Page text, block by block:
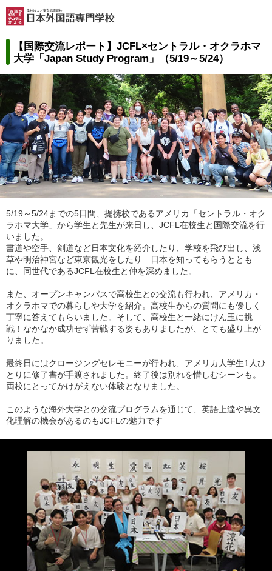
【国際交流レポート】JCFL×セントラル・オクラホマ
大学 「Japan Study Program」（5/19～5/24）
5/19～5/24までの5日間、提携校であるアメリカ「セントラル・オク
ラホマ大学」から学生と先生が来日し、JCFL在校生と国際交流を行
いました。
書道や空手、剣道など日本文化を紹介したり、学校を飛び出し、浅
草や明治神宮など東京観光をしたり…日本を知ってもらうととも
に、同世代であるJCFL在校生と仲を深めました。
また、オープンキャンパスで高校生との交流も行われ、アメリカ・
オクラホマでの暮らしや大学を紹介。高校生からの質問にも優しく
丁寧に答えてもらいました。そして、高校生と一緒にけん玉に挑
戦！なかなか成功せず苦戦する姿もありましたが、とても盛り上が
りました。
最終日にはクロージングセレモニーが行われ、アメリカ人学生1人ひ
とりに修了書が手渡されました。終了後は別れを惜しむシーンも。
両校にとってかけがえない体験となりました。
このような海外大学との交流プログラムを通じて、英語上達や異文
化理解の機会があるのもJCFLの魅力です